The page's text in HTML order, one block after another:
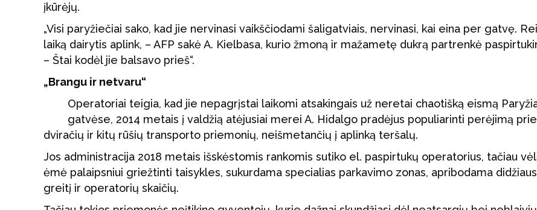
įkūrėjų.
„Visi paryžiečiai sako, kad jie nervinasi vaikščiodami šaligatviais, nervinasi, kai eina per gatvę.
laiką dairytis aplink, – AFP sakė A. Kielbasa, kurio žmoną ir mažametę dukrą partrenkė
– Štai kodėl jie balsavo prieš“.
„Brangu ir netvaru“
Operatoriai teigia, kad jie nepagrįstai laikomi atsakingais už neretai chaotišką eismą
gatvėse, 2014 metais į valdžią atėjusiai merei A. Hidalgo pradėjus populiarinti perėjimą prie
dviračių ir kitų rūšių transporto priemonių, neišmetančių į aplinką teršalų.
Jos administracija 2018 metais išskėstomis rankomis sutiko el. paspirtukų operatorius, tačiau
ėmė palaipsniui griežtinti taisykles, sukurdama specialias parkavimo zonas, apribodama
greitį ir operatorių skaičių.